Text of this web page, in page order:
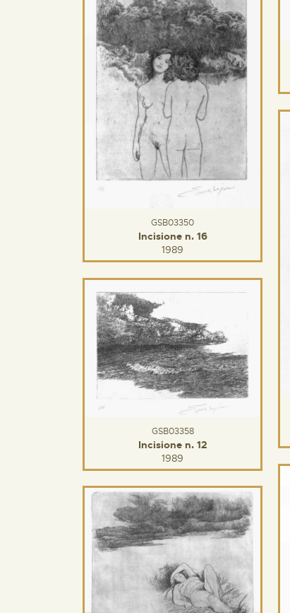
GSB03350
Incisione n. 16
1989
GSB03358
Incisione n. 12
1989